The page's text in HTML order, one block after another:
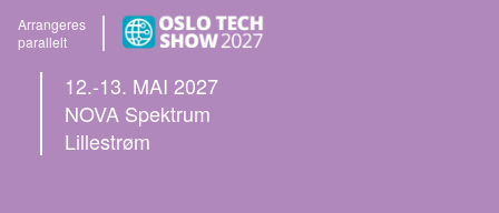
Arrangeres
parallelt
12.-13. MAI 2027
NOVA Spektrum
Lillestrøm